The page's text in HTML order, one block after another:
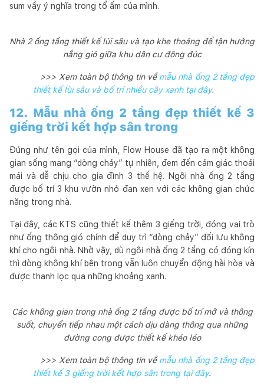
sum vầy ý nghĩa trong tổ ấm của mình.
Nhà 2 ống tầng thiết kế lùi sâu và tạo khe thoáng để tận hưởng
nắng gió giữa khu dân cư đông đúc
>>> Xem toàn bộ thông tin vềmẫu nhà ống 2 tầng đẹp
thiết kế lùi sâu và bố trí nhiều cây xanh tại đây.
12. Mẫu nhà ống 2 tầng đẹp thiết kế 3
giếng trời kết hợp sân trong
Đúng như tên gọi của mình, Flow House đã tạo ra một không
gian sống mang “dòng chảy” tự nhiên, đem đến cảm giác thoải
mái và dễ chịu cho gia đình 3 thế hệ. Ngôi nhà ống 2 tầng
được bố trí 3 khu vườn nhỏ đan xen với các không gian chức
năng trong nhà.
Tại đây, các KTS cũng thiết kế thêm 3 giếng trời, đóng vai trò
như ống thông gió chính để duy trì “dòng chảy” đối lưu không
khí cho ngôi nhà. Nhờ vậy, dù ngôi nhà ống 2 tầng có đóng kín
thì dòng không khí bên trong vẫn luôn chuyển động hài hòa và
được thanh lọc qua những khoảng xanh.
Các không gian trong nhà ống 2 tầng được bố trí mở và thông
suốt, chuyển tiếp nhau một cách dịu dàng thông qua những
đường cong được thiết kế khéo léo
>>> Xem toàn bộ thông tin vềmẫu nhà ống 2 tầng đẹp
thiết kế 3 giếng trời kết hợp sân trong tại đây.